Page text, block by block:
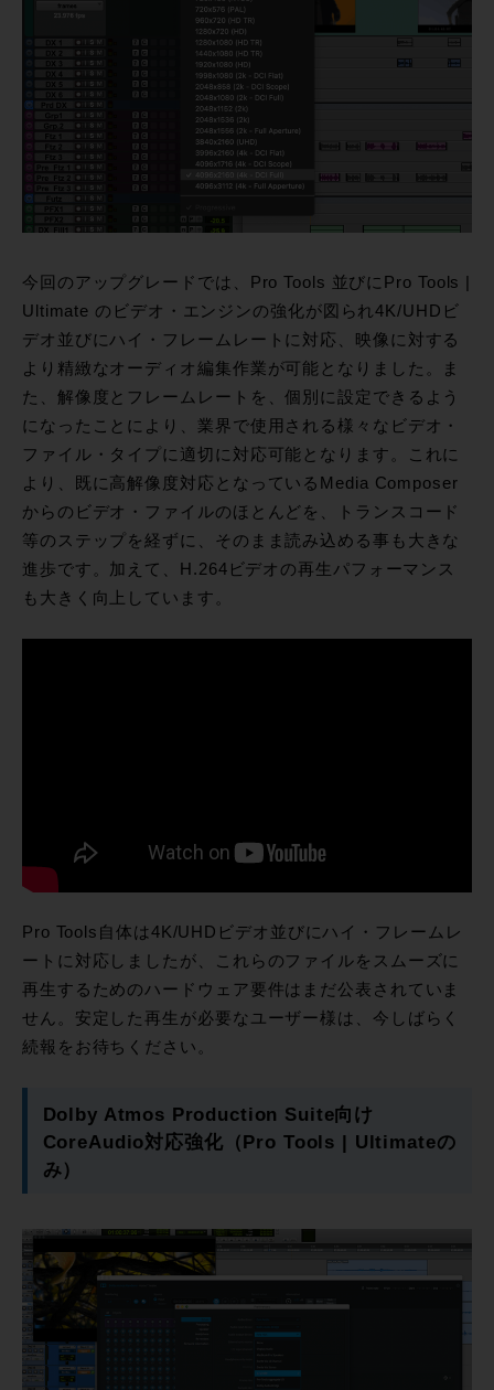
今回のアップグレードでは、Pro Tools 並びにPro Tools |
Ultimate のビデオ・エンジンの強化が図られ4K/UHDビ
デオ並びにハイ・フレームレートに対応、映像に対する
より精緻なオーディオ編集作業が可能となりました。ま
た、解像度とフレームレートを、個別に設定できるよう
になったことにより、業界で使用される様々なビデオ・
ファイル・タイプに適切に対応可能となります。これに
より、既に高解像度対応となっているMedia Composer
からのビデオ・ファイルのほとんどを、トランスコード
等のステップを経ずに、そのまま読み込める事も大きな
進歩です。加えて、H.264ビデオの再生パフォーマンス
も大きく向上しています。
Pro Tools自体は4K/UHDビデオ並びにハイ・フレームレ
ートに対応しましたが、これらのファイルをスムーズに
再生するためのハードウェア要件はまだ公表されていま
せん。安定した再生が必要なユーザー様は、今しばらく
続報をお待ちください。
Dolby Atmos Production Suite向け
CoreAudio対応強化（Pro Tools | Ultimateの
み）